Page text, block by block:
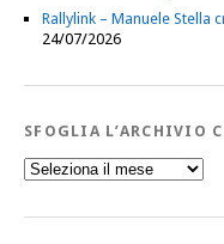
Rallylink – Manuele Stella
24/07/2026
SFOGLIA L’ARCHIVIO
Sfoglia
l’Archivio
tutti